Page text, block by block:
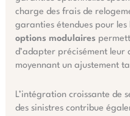
charge des frais de
garanties étendues pour les
options modulaires
d’adapter précisément leur
moyennant un ajustement
L’intégration croissante de
des sinistres contribue